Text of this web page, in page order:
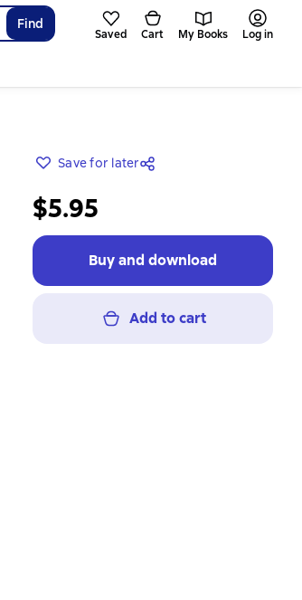
Find
Saved Cart My Books Log in
Save for later
$5.95
Buy and download
Add to cart